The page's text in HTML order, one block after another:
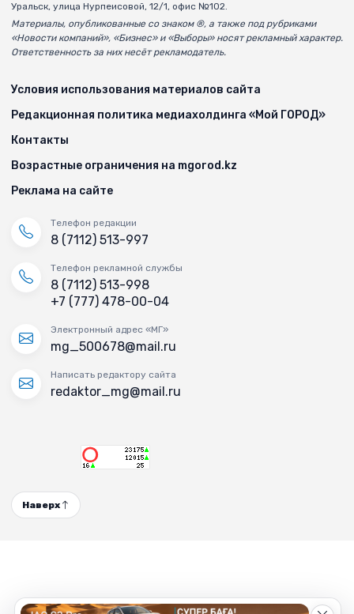
Уральск, улица Нурпеисовой, 12/1, офис №102.
Материалы, опубликованные со знаком ®, а также под рубриками
«Новости компаний», «Бизнес» и «Выборы» носят рекламный характер.
Ответственность за них несёт рекламодатель.
Условия использования материалов сайта
Редакционная политика медиахолдинга «Мой ГОРОД»
Контакты
Возрастные ограничения на mgorod.kz
Реклама на сайте
Телефон редакции
8 (7112) 513-997
Телефон рекламной службы
8 (7112) 513-998
+7 (777) 478-00-04
Электронный адрес «МГ»
mg_500678@mail.ru
Написать редактору сайта
redaktor_mg@mail.ru
Наверх